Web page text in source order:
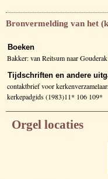
Bronvermelding van het
Boeken
Bakker: van Reitsum naar
Tijdschriften en andere
contaktbrief voor
kerkepadgids (1983)11* 106 109*
Orgel locaties